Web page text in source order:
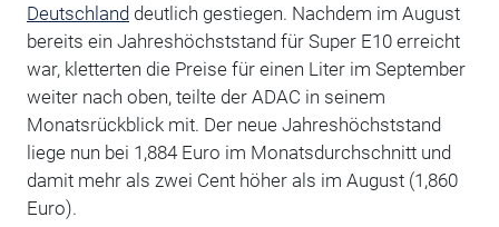
Deutschlanddeutlich gestiegen. Nachdem im August
bereits ein Jahreshöchststand für Super E10 erreicht
war, kletterten die Preise für einen Liter im September
weiter nach oben, teilte der ADAC in seinem
Monatsrückblick mit. Der neue Jahreshöchststand
liege nun bei 1,884 Euro im Monatsdurchschnitt und
damit mehr als zwei Cent höher als im August (1,860
Euro).